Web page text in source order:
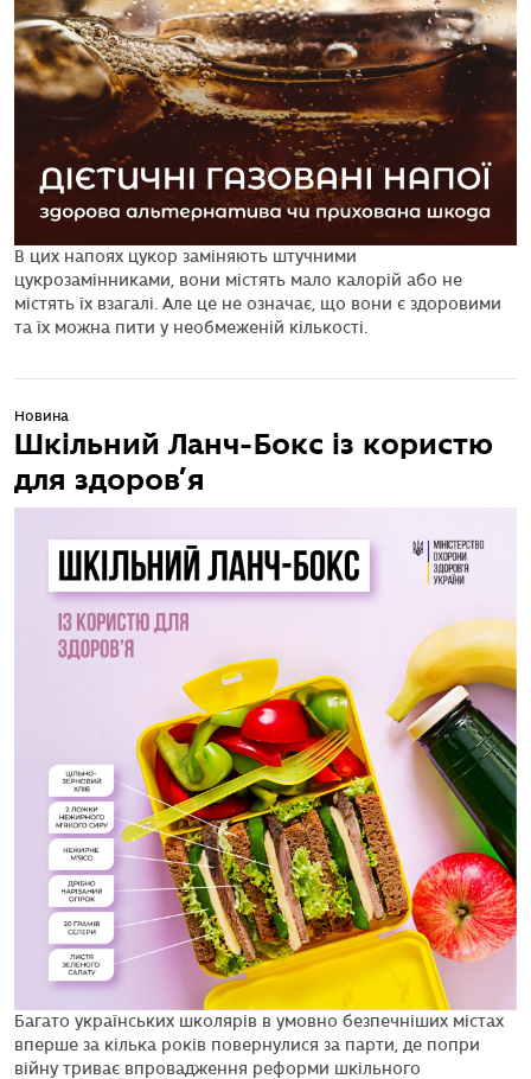
В цих напоях цукор заміняють штучними
цукрозамінниками, вони містять мало калорій або не
містять їх взагалі. Але це не означає, що вони є здоровими
та їх можна пити у необмеженій кількості.
Новина
Шкільний Ланч-Бокс із користю
для здоров’я
Багато українських школярів в умовно безпечніших містах
вперше за кілька років повернулися за парти, де попри
війну триває впровадження реформи шкільного